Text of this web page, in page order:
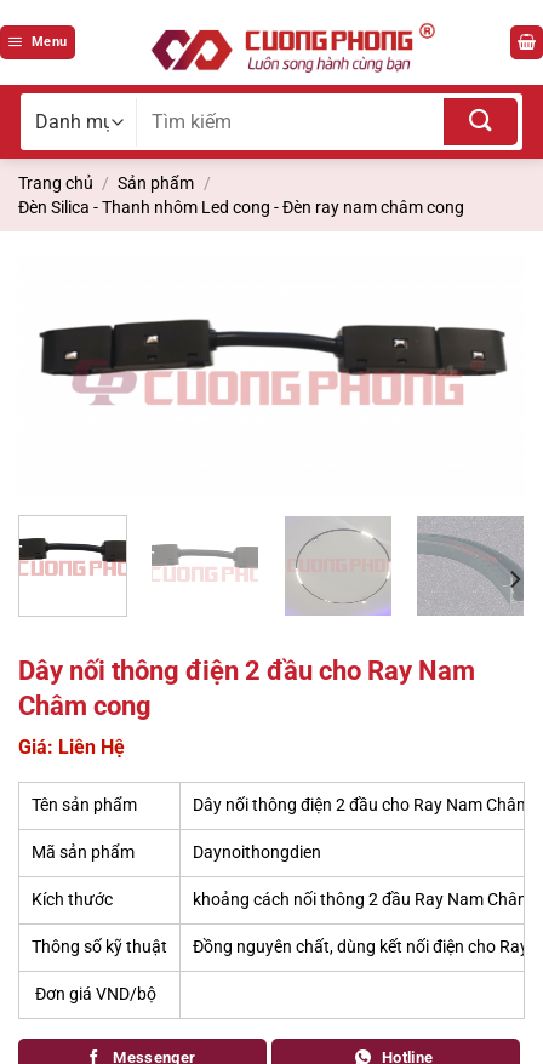
qua
Menu
Tìm
Trang chủ / Sản phẩm /
Đèn Silica - Thanh nhôm Led cong - Đèn ray nam châm cong
Dây nối thông điện 2 đầu cho Ray Nam
Châm cong
Giá: Liên Hệ
Tên sản phẩm Dây nối thông điện 2 đầu cho Ray Nam Châm
Mã sản phẩm Daynoithongdien
Kích thước khoảng cách nối thông 2 đầu Ray Nam Châm
Thông số kỹ thuật Đồng nguyên chất, dùng kết nối điện cho Ray
Đơn giá VND/bộ
Messenger Hotline